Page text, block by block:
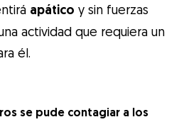
apático y sin fuerzas
actividad que requiera un
él.
se pude contagiar a los